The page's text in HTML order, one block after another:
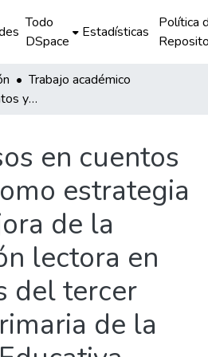
Todo
DSpace
Estadísticas
Política
Trabajo académico
Los discursos en cuentos y fábulas como estrategia para la mejora de la comprensión lectora en estudiantes del tercer grado de primaria de la Institución Educativa 501187
en cuentos
estrategia
de la
lectora en
del tercer
de la